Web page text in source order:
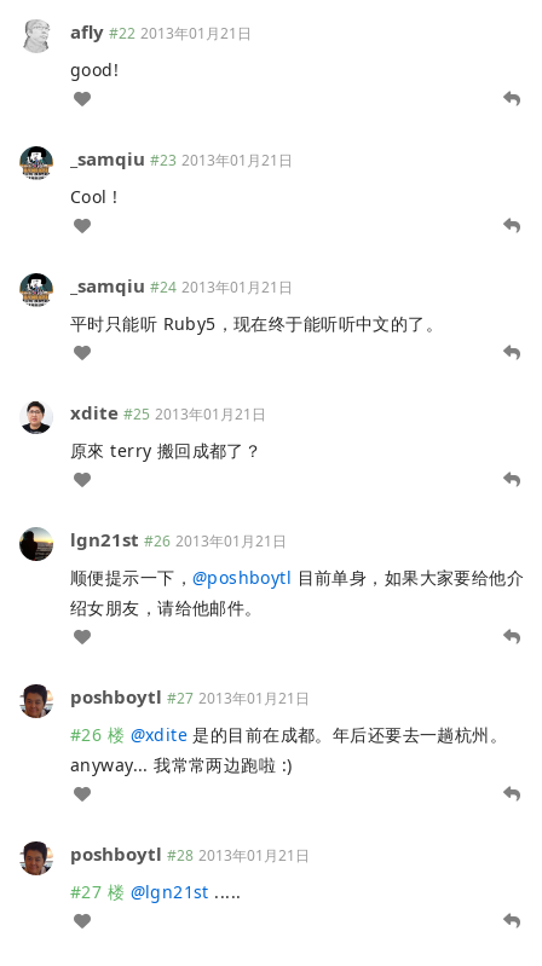
afly #22 2013年01月21日
good!
_samqiu #23 2013年01月21日
Cool !
_samqiu #24 2013年01月21日
平时只能听 Ruby5，现在终于能听听中文的了。
xdite #25 2013年01月21日
原來 terry 搬回成都了？
lgn21st #26 2013年01月21日
顺便提示一下， @poshboytl 目前单身，如果大家要给他介
绍女朋友，请给他邮件。
poshboytl #27 2013年01月21日
#26 楼 @xdite 是的目前在成都。年后还要去一趟杭州。
anyway... 我常常两边跑啦 :)
poshboytl #28 2013年01月21日
#27 楼 @lgn21st .....